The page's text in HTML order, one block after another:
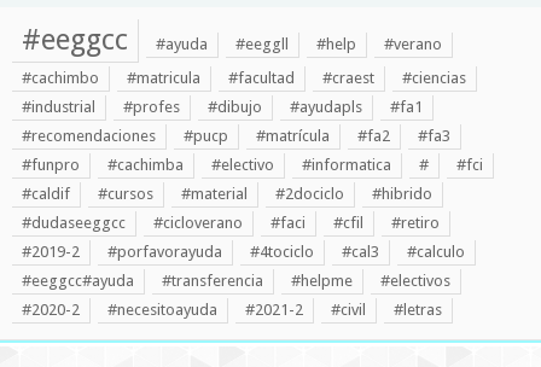
#eeggcc #ayuda #eeggll #help
#verano
#cachimbo
#matricula #facultad #craest
#ciencias
#industrial
#profes #dibujo #ayudapls
#fa1
#recomendaciones
#pucp #matrícula #fa2
#fa3
#funpro
#cachimba #electivo #informatica #
#fci
#caldif
#cursos #material #2dociclo
#hibrido
#dudaseeggcc
#cicloverano #faci #cfil
#retiro
#2019-2
#porfavorayuda #4tociclo #cal3
#calculo
#eeggcc#ayuda
#transferencia #helpme
#electivos
#2020-2
#necesitoayuda #2021-2 #civil #letras